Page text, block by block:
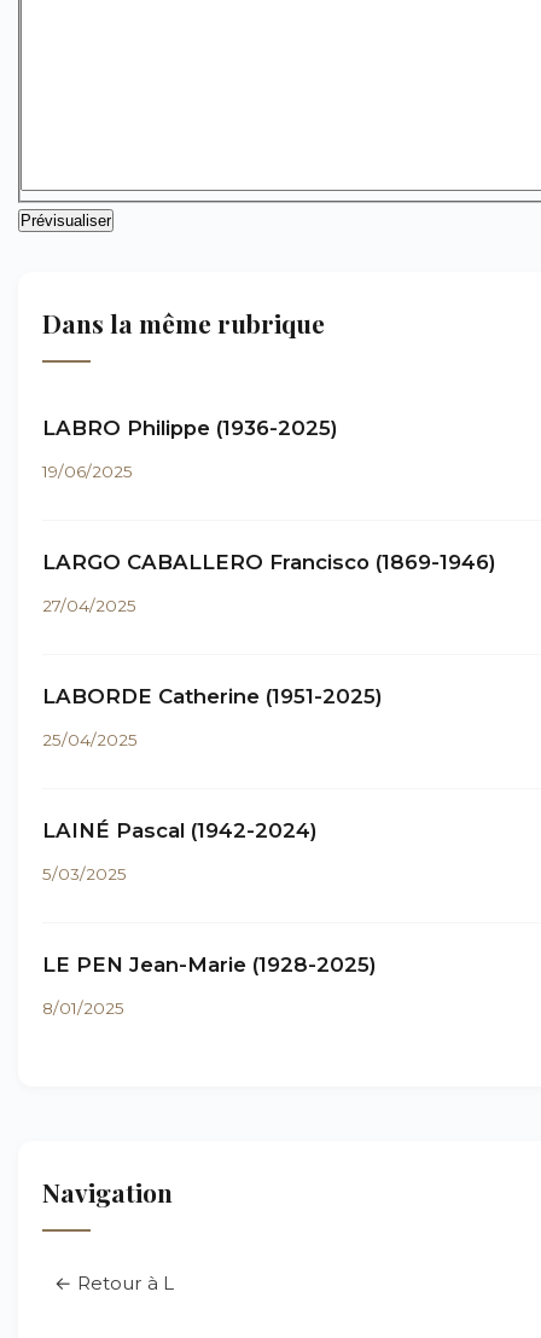
Dans la même rubrique
LABRO Philippe (1936-2025)
19/06/2025
LARGO CABALLERO Francisco (1869-1946)
27/04/2025
LABORDE Catherine (1951-2025)
25/04/2025
LAINÉ Pascal (1942-2024)
5/03/2025
LE PEN Jean-Marie (1928-2025)
8/01/2025
Navigation
← Retour à L